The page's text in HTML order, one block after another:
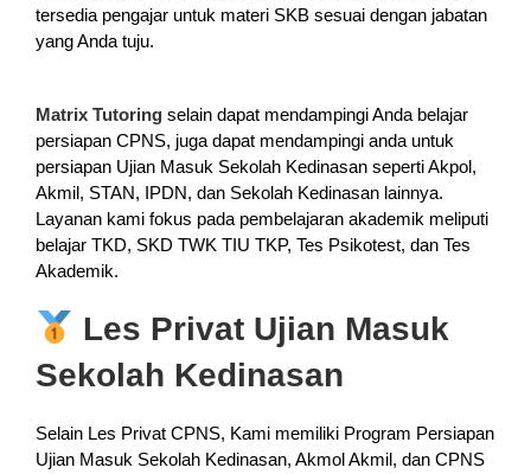
tersedia pengajar untuk materi SKB sesuai dengan jabatan
yang Anda tuju.
Matrix Tutoringselain dapat mendampingi Anda belajar
persiapan CPNS, juga dapat mendampingi anda untuk
persiapan Ujian Masuk Sekolah Kedinasan seperti Akpol,
Akmil, STAN, IPDN, dan Sekolah Kedinasan lainnya.
Layanan kami fokus pada pembelajaran akademik meliputi
belajar TKD, SKD TWK TIU TKP, Tes Psikotest, dan Tes
Akademik.
Les Privat Ujian Masuk
Sekolah Kedinasan
Selain Les Privat CPNS, Kami memiliki Program Persiapan
Ujian Masuk Sekolah Kedinasan, Akmol Akmil, dan CPNS